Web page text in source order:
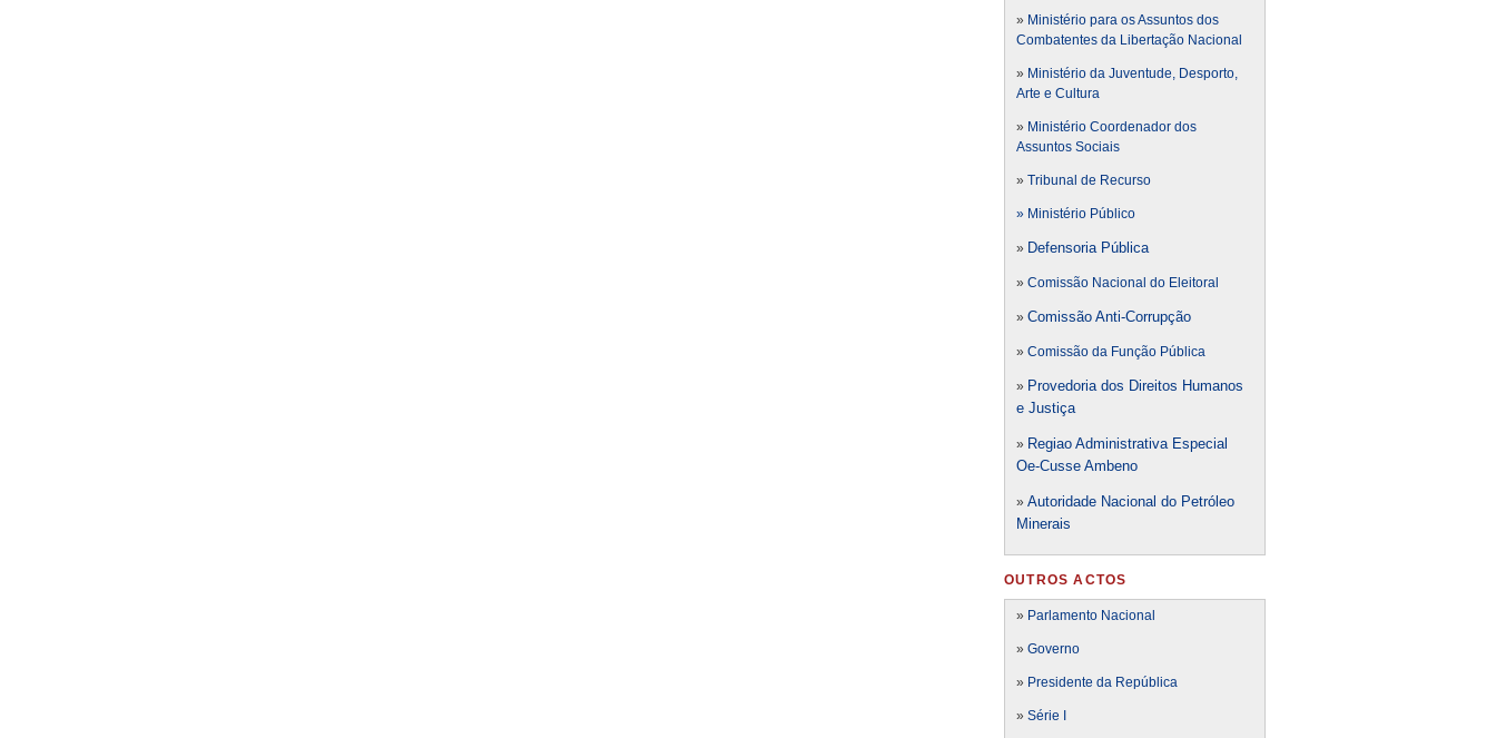
» Ministério para os Assuntos dos
Combatentes da Libertação Nacional
» Ministério da Juventude, Desporto,
Arte e Cultura
» Ministério Coordenador dos
Assuntos Sociais
» Tribunal de Recurso
» Ministério Público
» Defensoria Pública
» Comissão Nacional do Eleitoral
» Comissão Anti-Corrupção
» Comissão da Função Pública
» Provedoria dos Direitos Humanos
e Justiça
» Regiao Administrativa Especial
Oe-Cusse Ambeno
» Autoridade Nacional do Petróleo
Minerais
OUTROS ACTOS
» Parlamento Nacional
» Governo
» Presidente da República
» Série I